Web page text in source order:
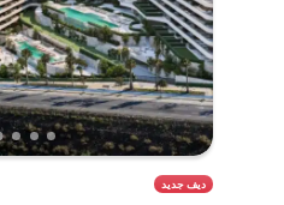
ديف جديد